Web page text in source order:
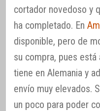
cortador novedoso y
ha completado. En
disponible, pero de
su compra, pues
tiene en Alemania y
envío muy elevados.
un poco para poder